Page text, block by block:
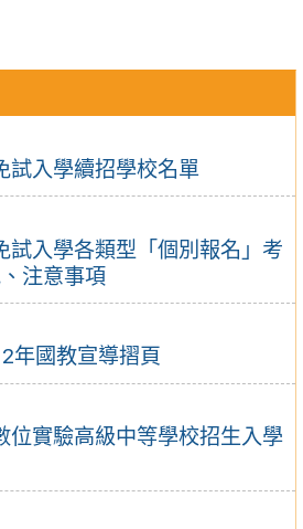
試入學續招學校名單
試入學各類型「個別報名」考
注意事項
年國教宣導摺頁
位實驗高級中等學校招生入學